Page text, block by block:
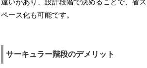
違いがあり、設計段階で決めることで、省ス
ペース化も可能です。
サーキュラー階段のデメリット